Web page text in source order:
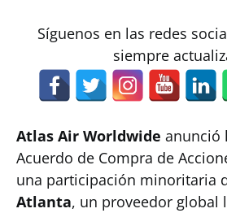
Síguenos en las redes
siempre
Atlas Air Worldwide anunció
Acuerdo de Compra de
una participación minoritaria
Atlanta, un proveedor global